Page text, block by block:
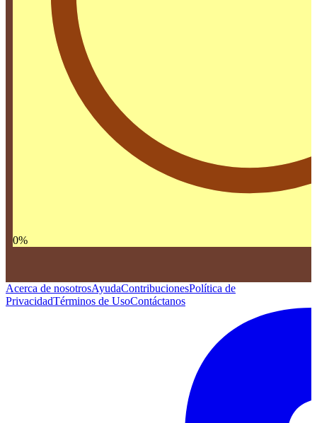
0%
Acerca de nosotrosAyudaContribucionesPolítica de
PrivacidadTérminos de UsoContáctanos